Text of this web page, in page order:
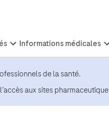
de la santé.
aux sites